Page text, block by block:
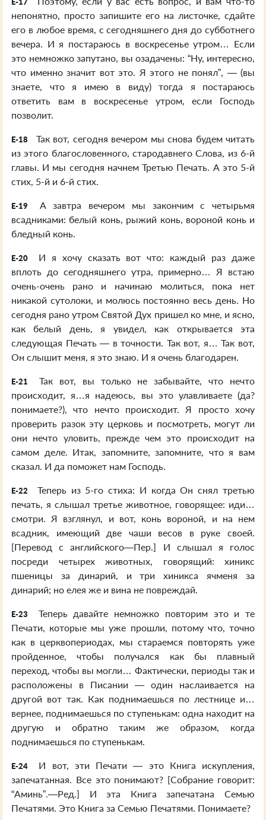
непонятно, просто запишите его на листочке, сдайте
его в любое время, с сегодняшнего дня до субботнего
вечера. И я постараюсь в воскресенье утром… Если
это немножко запутано, вы озадачены: “Ну, интересно,
что именно значит вот это. Я этого не понял”, — (вы
знаете, что я имею в виду) тогда я постараюсь
ответить вам в воскресенье утром, если Господь
позволит.
E-18
Так вот, сегодня вечером мы снова будем читать
из этого благословенного, стародавнего Слова, из 6-й
главы. И мы сегодня начнем Третью Печать. А это 5-й
стих, 5-й и 6-й стих.
E-19
А завтра вечером мы закончим с четырьмя
всадниками: белый конь, рыжий конь, вороной конь и
бледный конь.
E-20
И я хочу сказать вот что: каждый раз даже
вплоть до сегодняшнего утра, примерно… Я встаю
очень-очень рано и начинаю молиться, пока нет
никакой сутолоки, и молюсь постоянно весь день. Но
сегодня рано утром Святой Дух пришел ко мне, и ясно,
как белый день, я увидел, как открывается эта
следующая Печать — в точности. Так вот, я… Так вот,
Он слышит меня, я это знаю. И я очень благодарен.
E-21
Так вот, вы только не забывайте, что нечто
происходит, я…я надеюсь, вы это улавливаете (да?
понимаете?), что нечто происходит. Я просто хочу
проверить разок эту церковь и посмотреть, могут ли
они нечто уловить, прежде чем это происходит на
самом деле. Итак, запомните, запомните, что я вам
сказал. И да поможет нам Господь.
E-22
Теперь из 5-го стиха: И когда Он снял третью
печать, я слышал третье животное, говорящее: иди…
смотри. Я взглянул, и вот, конь вороной, и на нем
всадник, имеющий две чаши весов в руке своей.
[Перевод с английского—Пер.] И слышал я голос
посреди четырех животных, говорящий: хиникс
пшеницы за динарий, и три хиникса ячменя за
динарий; но елея же и вина не повреждай.
E-23
Теперь давайте немножко повторим это и те
Печати, которые мы уже прошли, потому что, точно
как в церквопериодах, мы стараемся повторять уже
пройденное, чтобы получался как бы плавный
переход, чтобы вы могли… Фактически, периоды так и
расположены в Писании — один наслаивается на
другой вот так. Как поднимаешься по лестнице и…
вернее, поднимаешься по ступенькам: одна находит на
другую и обратно таким же образом, когда
поднимаешься по ступенькам.
E-24
И вот, эти Печати — это Книга искупления,
запечатанная. Все это понимают? [Собрание говорит:
“Аминь”.—Ред.] И эта Книга запечатана Семью
Печатями. Это Книга за Семью Печатями. Понимаете?